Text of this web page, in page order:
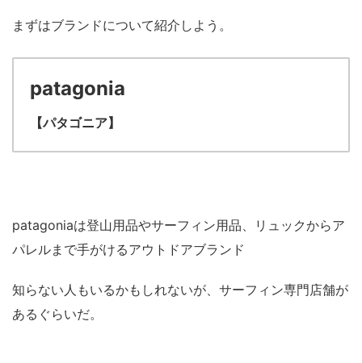
まずはブランドについて紹介しよう。
patagonia
【パタゴニア】
patagoniaは登山用品やサーフィン用品、リュックからア
パレルまで手がけるアウトドアブランド
知らない人もいるかもしれないが、サーフィン専門店舗が
あるぐらいだ。